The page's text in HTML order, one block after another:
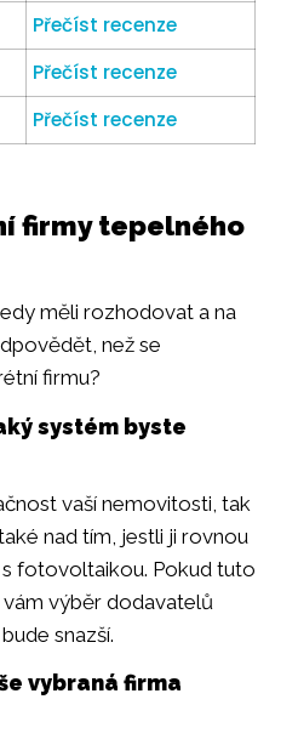
Přečíst recenze
Přečíst recenze
Přečíst recenze
firmy tepelného
měli rozhodovat a na
než se
firmu?
systém byste
vaší nemovitosti, tak
nad tím, jestli ji rovnou
fotovoltaikou. Pokud tuto
výběr dodavatelů
snazší.
vybraná firma